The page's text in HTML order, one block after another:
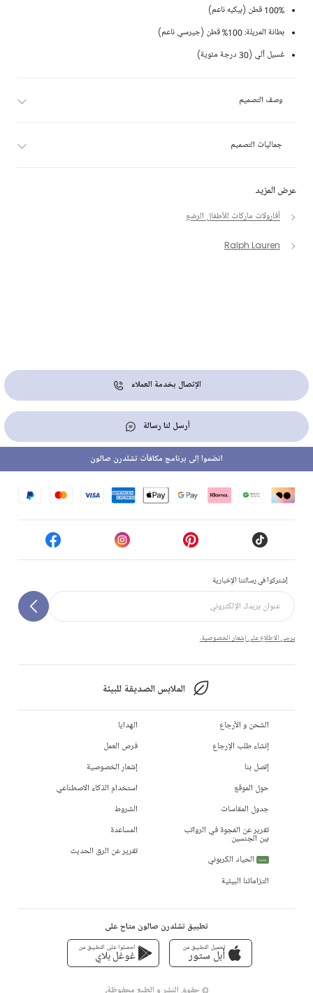
عرض المزيد
أفارولات ماركات للأطفال الرضع
Ralph Lauren
100% قطن (بيكيه ناعم)
بطانة المريلة: 100% قطن (جيرسي ناعم)
غسيل آلي (30 درجة مئوية)
وصف التصميم
جماليات التصميم
الإتصال بخدمة العملاء
أرسل لنا رسالة
إشتركوا في رسالتنا الإخبارية
يرجى الاطلاع على إشعار الخصوصية.
الملابس الصديقة للبيئة
انضموا إلى برنامج مكافآت تشلدرن صالون
الشحن و الأرجاع
إنشاء طلب الإرجاع
إتصل بنا
حول الموقع
جدول المقاسات
تقرير عن الفجوة في الرواتب
بين الجنسين
جديد
الحياد الكربوني
التزاماتنا البيئية
الهدايا
فرص العمل
إشعار الخصوصية
استخدام الذكاء الاصطناعي
الشروط
المساعدة
تقرير عن الرق الحديث
تطبيق تشلدرن صالون متاح على
تحميل التطبيق من
أبل ستور
احصلوا على التطبيق من
غوغل بلاي
© حقوق النشر و الطبع محفوظة،